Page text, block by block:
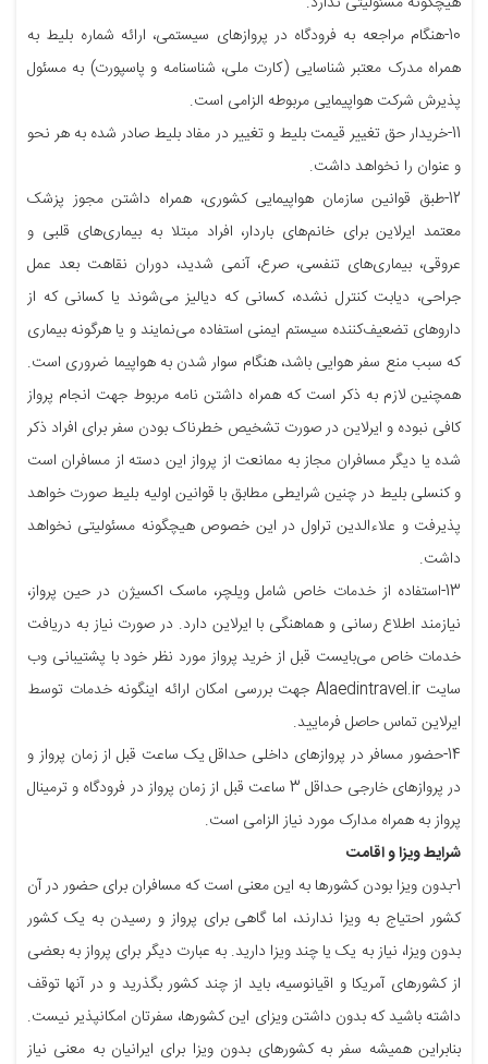
10-هنگام مراجعه به فرودگاه در پروازهای سیستمی، ارائه شماره‌ بلیط به
همراه مدرک معتبر شناسایی (کارت ملی، شناسنامه و پاسپورت) به مسئول
پذیرش شرکت هواپیمایی مربوطه الزامی است.
11-خریدار حق تغییر قیمت بلیط و تغییر در مفاد بلیط صادر شده به هر نحو
و عنوان را نخواهد داشت.
12-طبق قوانین سازمان هواپیمایی کشوری، همراه داشتن مجوز پزشک
معتمد ایرلاین برای خانم‌های باردار، افراد مبتلا به بیماری‌های قلبی و
عروقی، بیماری‌های تنفسی، صرع، آنمی شدید، دوران نقاهت بعد عمل
جراحی، دیابت کنترل نشده، کسانی که دیالیز می‌شوند یا کسانی که از
داروهای تضعیف‌کننده‌ سیستم ایمنی استفاده می‌نمایند و یا هرگونه بیماری
که سبب منع سفر هوایی باشد، هنگام سوار شدن به هواپیما ضروری است.
همچنین لازم به ذکر است که همراه داشتن نامه مربوط جهت انجام پرواز
کافی نبوده و ایرلاین در صورت تشخیص خطرناک بودن سفر برای افراد ذکر
شده یا دیگر مسافران مجاز به ممانعت از پرواز این دسته از مسافران است
و کنسلی بلیط در چنین شرایطی مطابق با قوانین اولیه بلیط صورت خواهد
پذیرفت و علاءالدین تراول در این خصوص هیچگونه مسئولیتی نخواهد
داشت.
13-استفاده از خدمات خاص شامل ویلچر، ماسک اکسیژن در حین پرواز،
نیازمند اطلاع رسانی و هماهنگی با ایرلاین دارد. در صورت نیاز به دریافت
خدمات خاص می‌بایست قبل از خرید پرواز مورد نظر خود با پشتیبانی وب
سایت Alaedintravel.ir جهت بررسی امکان ارائه اینگونه خدمات توسط
ایرلاین تماس حاصل فرمایید.
14-حضور مسافر در پروازهای داخلی حداقل یک ساعت قبل از زمان پرواز و
در پروازهای خارجی حداقل 3 ساعت قبل از زمان پرواز در فرودگاه و ترمینال
پرواز به همراه مدارک مورد نیاز الزامی است.
شرایط ویزا و اقامت
1-بدون ویزا بودن کشورها به این معنی است که مسافران برای حضور در آن
کشور احتیاج به ویزا ندارند، اما گاهی برای پرواز و رسیدن به یک کشور
بدون ویزا، نیاز به یک یا چند ویزا دارید. به عبارت دیگر برای پرواز به بعضی
از کشورهای آمریکا و اقیانوسیه، باید از چند کشور بگذرید و در آنها توقف
داشته باشید که بدون داشتن ویزای این کشورها، سفرتان امکانپذیر نیست.
بنابراین همیشه سفر به کشورهای بدون ویزا برای ایرانیان به معنی نیاز